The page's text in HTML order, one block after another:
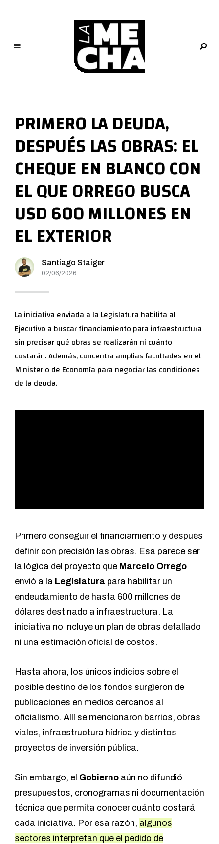
M
e
c
h
a
PERIODISMO DIGITAL
PRIMERO LA DEUDA,
DESPUÉS LAS OBRAS: EL
CHEQUE EN BLANCO CON
EL QUE ORREGO BUSCA
USD 600 MILLONES EN
EL EXTERIOR
Santiago Staiger
02/06/2026
La iniciativa enviada a la Legislatura habilita al
Ejecutivo a buscar financiamiento para infraestructura
sin precisar qué obras se realizarán ni cuánto
costarán. Además, concentra amplias facultades en el
Ministerio de Economía para negociar las condiciones
de la deuda.
Primero conseguir el financiamiento y después
definir con precisión las obras. Esa parece ser
la lógica del proyecto que Marcelo Orrego
envió a la Legislatura para habilitar un
endeudamiento de hasta 600 millones de
dólares destinado a infraestructura. La
iniciativa no incluye un plan de obras detallado
ni una estimación oficial de costos.
Hasta ahora, los únicos indicios sobre el
posible destino de los fondos surgieron de
publicaciones en medios cercanos al
oficialismo. Allí se mencionaron barrios, obras
viales, infraestructura hídrica y distintos
proyectos de inversión pública.
Sin embargo, el Gobierno aún no difundió
presupuestos, cronogramas ni documentación
técnica que permita conocer cuánto costará
cada iniciativa. Por esa razón, algunos
sectores interpretan que el pedido de